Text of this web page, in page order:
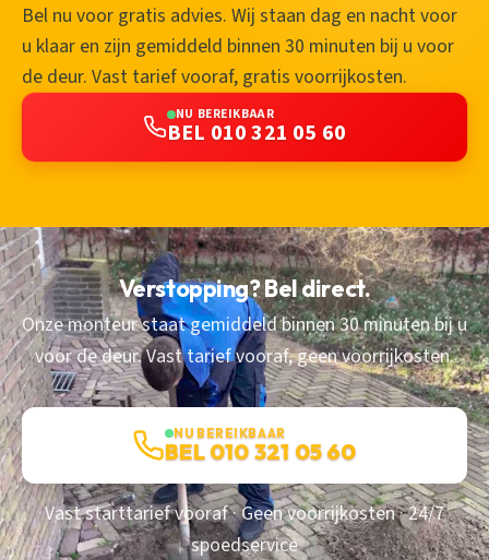
Bel nu voor gratis advies. Wij staan dag en nacht voor
u klaar en zijn gemiddeld binnen 30 minuten bij u voor
de deur. Vast tarief vooraf, gratis voorrijkosten.
NU BEREIKBAAR
BEL 010 321 05 60
Verstopping? Bel direct.
Onze monteur staat gemiddeld binnen 30 minuten bij u
voor de deur. Vast tarief vooraf, geen voorrijkosten.
NU BEREIKBAAR
BEL 010 321 05 60
Vast starttarief vooraf · Geen voorrijkosten · 24/7
spoedservice